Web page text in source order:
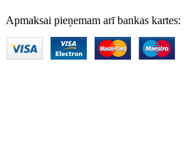
Apmaksai pieņemam arī bankas kartes: